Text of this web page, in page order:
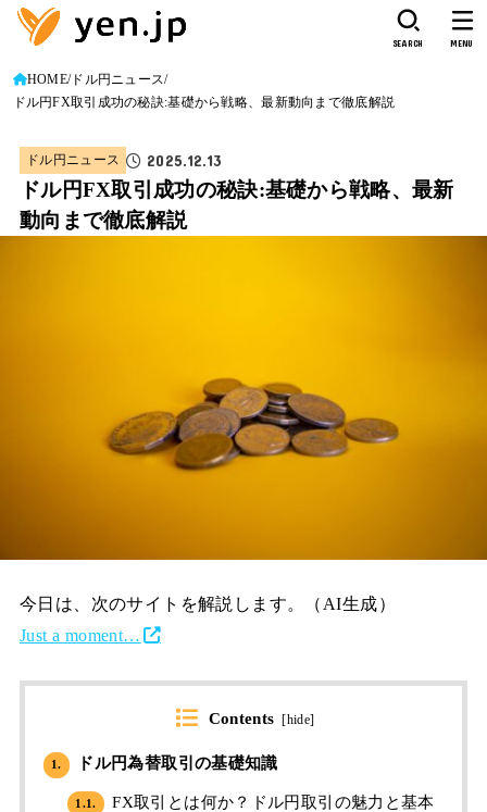
SEARCH MENU
HOME ドル円ニュース
ドル円FX取引成功の秘訣:基礎から戦略、最新動向まで徹底解説
ドル円ニュース 2025.12.13
ドル円FX取引成功の秘訣:基礎から戦略、最新
動向まで徹底解説
今日は、次のサイトを解説します。（AI生成）
Just a moment…
Contents [hide]
1. ドル円為替取引の基礎知識
1.1. FX取引とは何か？ドル円取引の魅力と基本